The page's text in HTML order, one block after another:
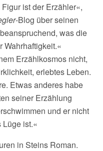
ist der Erzähler«,
-Blog über seinen
was die
Wahrhaftigkeit.«
Erzählkosmos nicht,
erlebtes Leben.
Etwas anderes habe
seiner Erzählung
und er nicht
ist.«
in Steins Roman.